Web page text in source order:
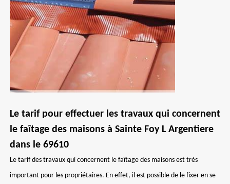
Le tarif pour effectuer les travaux qui concernent
le faîtage des maisons à Sainte Foy L Argentiere
dans le 69610
Le tarif des travaux qui concernent le faîtage des maisons est très
important pour les propriétaires. En effet, il est possible de le fixer en se